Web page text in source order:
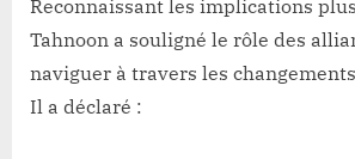
Reconnaissant les implications
Tahnoon a souligné le rôle des
naviguer à travers les
Il a déclaré :